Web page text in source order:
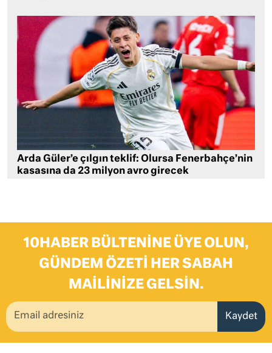
Arda Güler’e çılgın teklif: Olursa Fenerbahçe’nin
kasasına da 23 milyon avro girecek
10HABER BÜLTENINE ÜYE OLUN,
GÜNDEM ÖZETI HER SABAH
MAILINIZE GELSIN.
Kaydet